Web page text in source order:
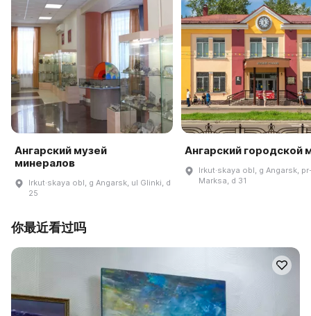
Ангарский музей
минералов
Irkut·skaya obl, g Angarsk, ul Glinki, d
25
Ангарский городской
Irkut·skaya obl, g Angarsk,
Marksa, d 31
你最近看过吗